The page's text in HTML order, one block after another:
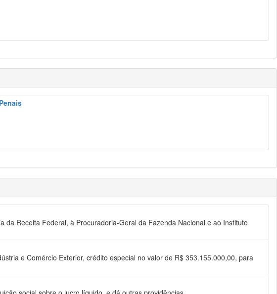
Receita Federal, à Procuradoria-Geral da Fazenda Nacional e ao Instituto
e Comércio Exterior, crédito especial no valor de R$ 353.155.000,00, para